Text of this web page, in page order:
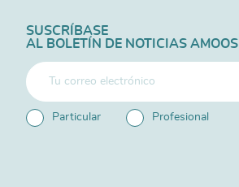
SUSCRÍBASE
AL BOLETÍN DE NOTICIAS AMOOS
Particular Profesional